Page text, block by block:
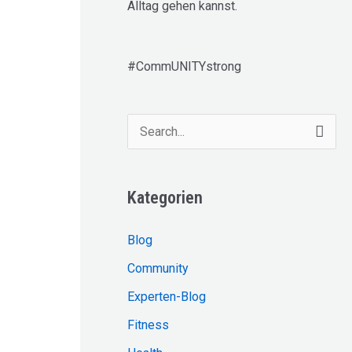
Alltag gehen kannst.
#CommUNITYstrong
u
h
n
a
c
Kategorien
Blog
Community
Experten-Blog
Fitness